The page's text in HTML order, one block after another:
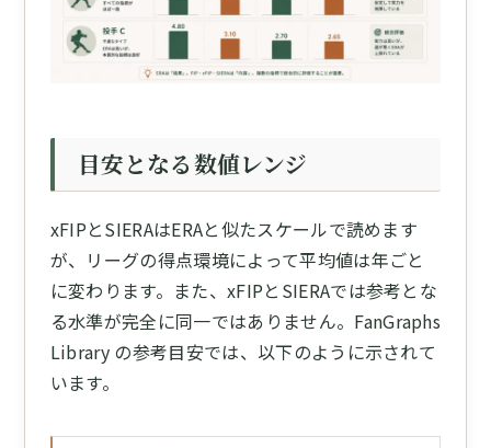
目安となる数値レンジ
xFIPとSIERAはERAと似たスケールで読めます
が、リーグの得点環境によって平均値は年ごと
に変わります。また、xFIPとSIERAでは参考とな
る水準が完全に同一ではありません。FanGraphs
Library の参考目安では、以下のように示されて
います。